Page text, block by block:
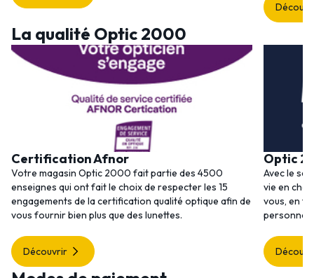
La qualité Optic 2000
Certification Afnor
Votre magasin Optic 2000 fait partie des 4500
enseignes qui ont fait le choix de respecter les 15
engagements de la certification qualité optique afin de
vous fournir bien plus que des lunettes.
Découvrir
Optic
Avec le
vie en
vous, en